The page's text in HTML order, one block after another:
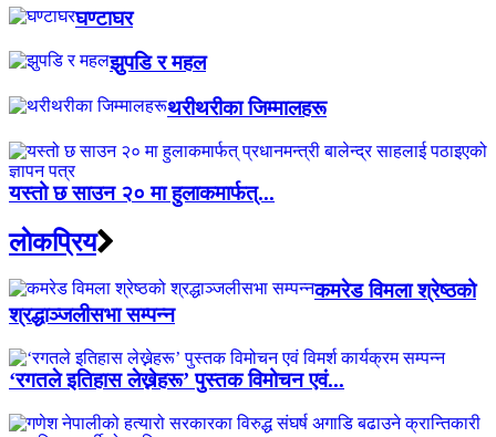
घण्टाघर
झुपडि र महल
थरीथरीका जिम्मालहरू
यस्तो छ साउन २० मा हुलाकमार्फत्...
लाेकप्रिय
कमरेड विमला श्रेष्ठको
श्रद्धाञ्जलीसभा सम्पन्न
‘रगतले इतिहास लेख्नेहरू’ पुस्तक विमोचन एवं...